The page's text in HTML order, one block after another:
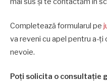
Completează formularul pe
va reveni cu apel pentru a-ți
nevoie.
Poți solicita o consultație